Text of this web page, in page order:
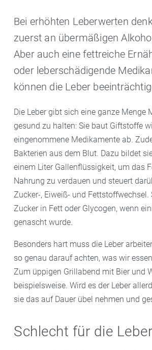
Bei erhöhten Leberwerten
zuerst an übermäßigen
Aber auch eine fettreiche
oder leberschädigende
können die Leber
Die Leber gibt sich eine ganze Menge
gesund zu halten: Sie baut Giftstoffe
eingenommene Medikamente ab.
Bakterien aus dem Blut. Dazu bildet
einem Liter Gallenflüssigkeit, um das
Nahrung zu verdauen und steuert
Zucker-, Eiweiß- und Fettstoffwechsel.
Zucker in Fett oder Glycogen, wenn
genascht wurde.
Besonders hart muss die Leber
so genau darauf achten, was wir
Zum üppigen Grillabend mit Bier und
beispielsweise. Wird es der Leber
sie das auf Dauer übel nehmen und
Schlecht für die Leber